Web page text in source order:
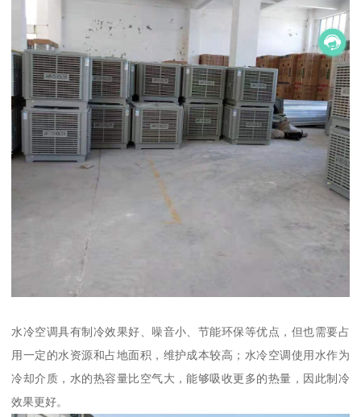
水冷空调具有制冷效果好、噪音小、节能环保等优点，但也需要占
用一定的水资源和占地面积，维护成本较高；水冷空调使用水作为
冷却介质，水的热容量比空气大，能够吸收更多的热量，因此制冷
效果更好。